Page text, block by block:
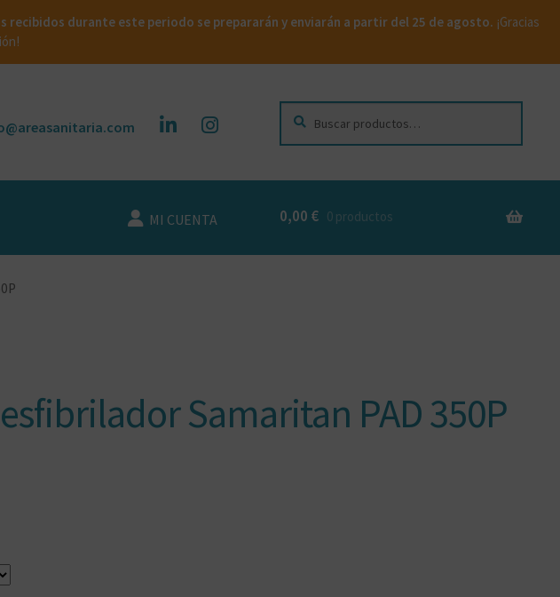
recibidos durante este periodo se prepararán y enviarán a partir del 25 de agosto. ¡Gracias
por:
MI CUENTA 0,00 € 0 productos
Samaritan PAD 350P